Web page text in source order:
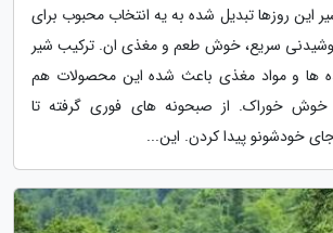
این روزها تبدیل شده به یه انتخاب محبوب برای
سریع، خوش طعم و مغذی ان. ترکیب شیر
ها و مواد مغذی باعث شده این محصولات هم
خوش خوراک. از صبحونه های فوری گرفته تا
خودشونو پیدا کردن. این...